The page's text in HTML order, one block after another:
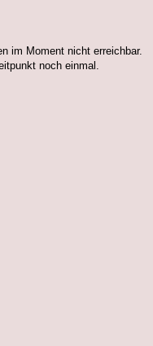
im Moment nicht erreichbar.
noch einmal.